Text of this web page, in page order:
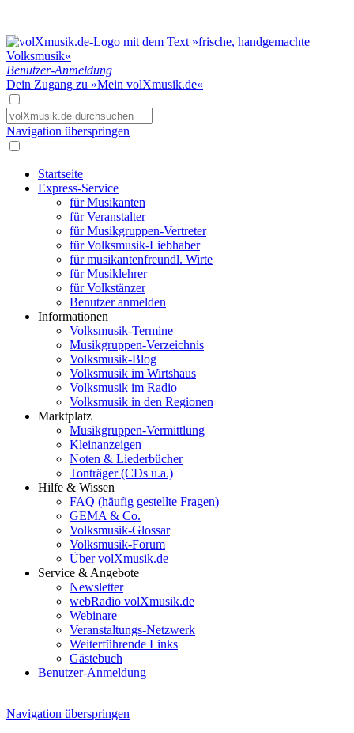
Benutzer-Anmeldung
Dein Zugang zu »Mein volXmusik.de«
Navigation überspringen
Startseite
Express-Service
für Musikanten
für Veranstalter
für Musikgruppen-Vertreter
für Volksmusik-Liebhaber
für musikantenfreundl. Wirte
für Musiklehrer
für Volkstänzer
Benutzer anmelden
Informationen
Volksmusik-Termine
Musikgruppen-Verzeichnis
Volksmusik-Blog
Volksmusik im Wirtshaus
Volksmusik im Radio
Volksmusik in den Regionen
Marktplatz
Musikgruppen-Vermittlung
Kleinanzeigen
Noten & Liederbücher
Tonträger (CDs u.a.)
Hilfe & Wissen
FAQ (häufig gestellte Fragen)
GEMA & Co.
Volksmusik-Glossar
Volksmusik-Forum
Über volXmusik.de
Service & Angebote
Newsletter
webRadio volXmusik.de
Webinare
Veranstaltungs-Netzwerk
Weiterführende Links
Gästebuch
Benutzer-Anmeldung
Navigation überspringen